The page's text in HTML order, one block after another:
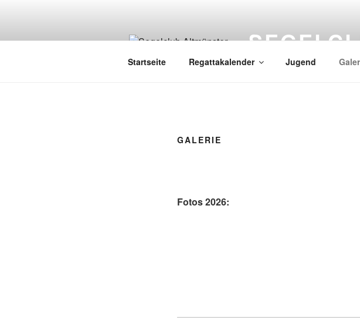
Startseite Regattakalender Jugend
GALERIE
Fotos 2026: